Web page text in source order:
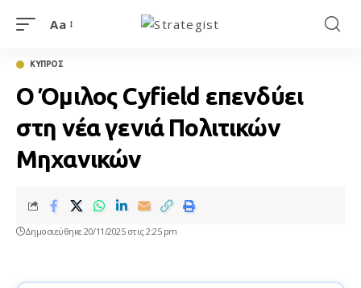
Aa
ΚΥΠΡΟΣ
Ο Όμιλος Cyfield επενδύει
στη νέα γενιά Πολιτικών
Μηχανικών
Δημοσιεύθηκε 20/11/2025 στις 2:25 pm